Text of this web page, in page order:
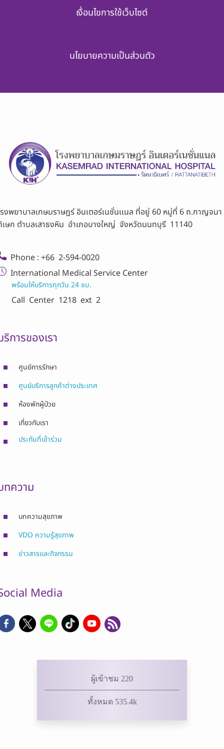
เงื่อนไขการใช้เว็บไซต์
นโยบายความเป็นส่วนตัว
งพยาบาลเกษมราษฎร์ อินเตอร์เนชั่นเเนล ที่อยู่ 60 หมู่ที่ 6 ถ.กาญจนา
เษก ตำบลเสาธงหิน อำเภอบางใหญ่ จังหวัดนนทบุรี 11140
Phone : +66 2-594-0020
International Medical Service Center
ร้อมให้บริการทุกวัน 24 ชม.
Call Center 1218 ext 2
การของเรา
ศูนย์การรักษา
ศูนย์บริการลูกค้าต่างประเทศ
ห้องพักผู้ป่วย
เกี่ยวกับเรา
ประกันที่เข้าร่วม
ทความ
บทความสุขภาพ
VDO ความรู้สุขภาพ
ข่าวสารและกิจกรรม
Media
ผู้เข้าชม 220
ทั้งหมด 535.4k